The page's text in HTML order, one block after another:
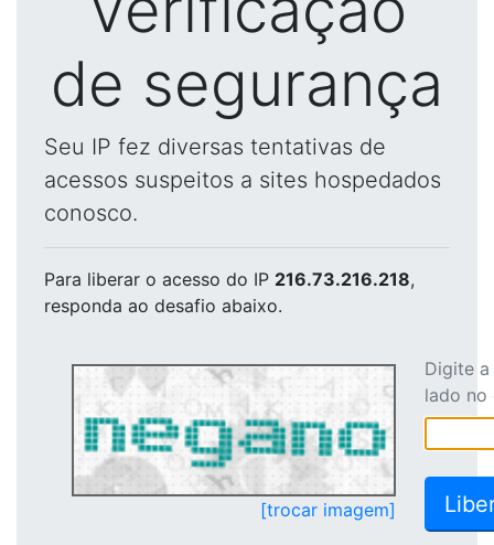
de segurança
Seu IP fez diversas tentativas de
acessos suspeitos a sites hospedados
conosco.
Para liberar o acesso do IP 216.73.216.218,
responda ao desafio abaixo.
[trocar imagem]
Digite
lado no